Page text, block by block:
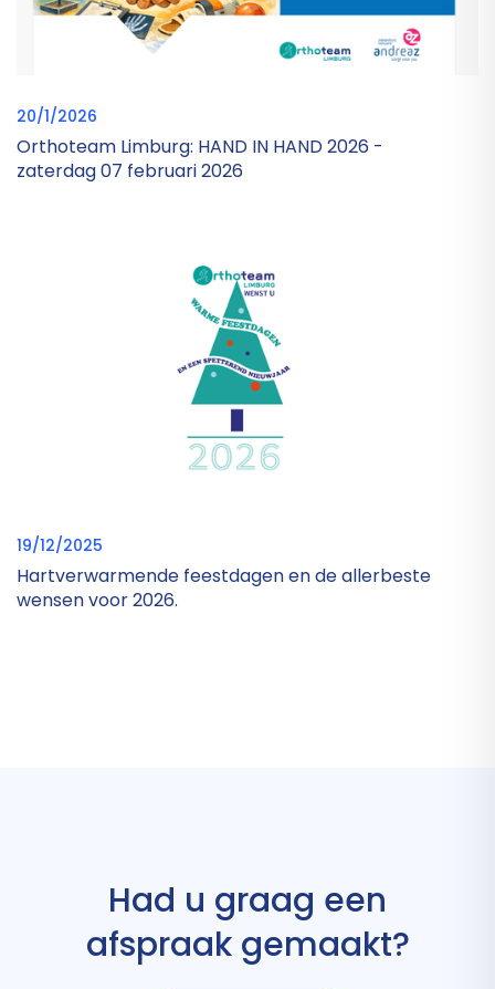
20/1/2026
Orthoteam Limburg: HAND IN HAND 2026 -
zaterdag 07 februari 2026
19/12/2025
Hartverwarmende feestdagen en de allerbeste
wensen voor 2026.
Had u graag een
afspraak gemaakt?